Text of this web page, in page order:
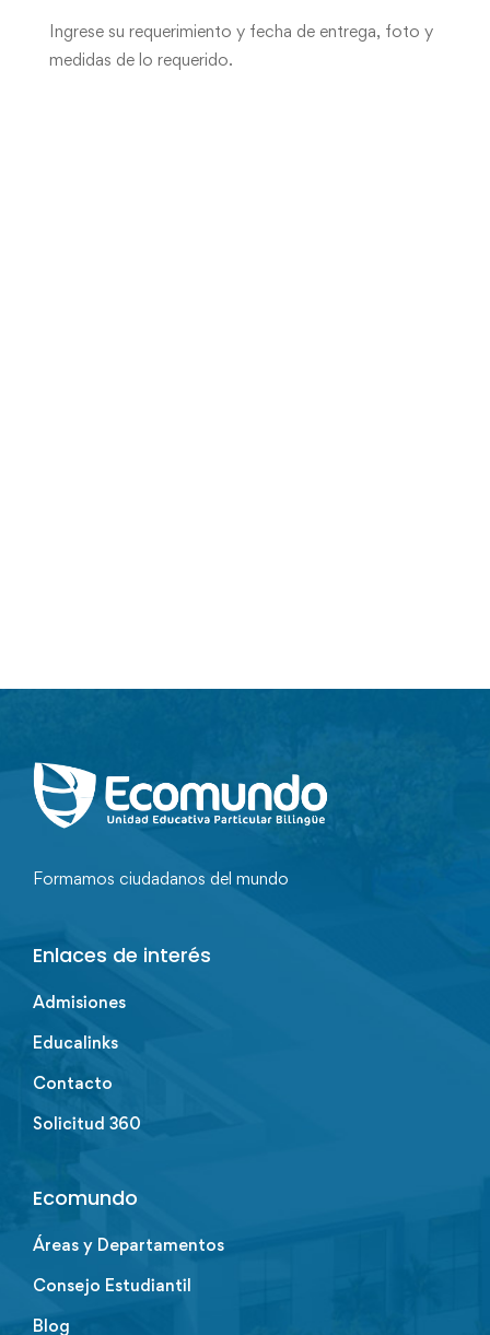
Ingrese su requerimiento y fecha de entrega, foto y
medidas de lo requerido.
Formamos ciudadanos del mundo
Enlaces de interés
Admisiones
Educalinks
Contacto
Solicitud 360
Ecomundo
Áreas y Departamentos
Consejo Estudiantil
Blog